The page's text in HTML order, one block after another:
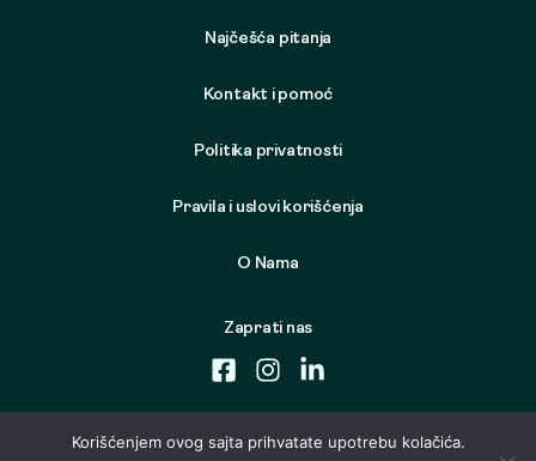
Najčešća pitanja
Kontakt i pomoć
Politika privatnosti
Pravila i uslovi korišćenja
O Nama
Zaprati nas
Korišćenjem ovog sajta prihvatate upotrebu kolačića.